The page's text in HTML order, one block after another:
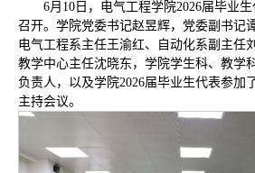
6月10日，电气工程学院2026届毕业
召开。学院党委书记赵昱辉，党委副书记
电气工程系主任王渝红、自动化系副主任
教学中心主任沈晓东，学院学生科、教学
负责人，以及学院2026届毕业生代表参加
主持会议。